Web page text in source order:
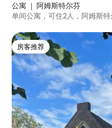
公寓 ｜ 阿姆斯特尔芬
单间公寓，可住2人，阿姆斯
房客推荐
房客推荐